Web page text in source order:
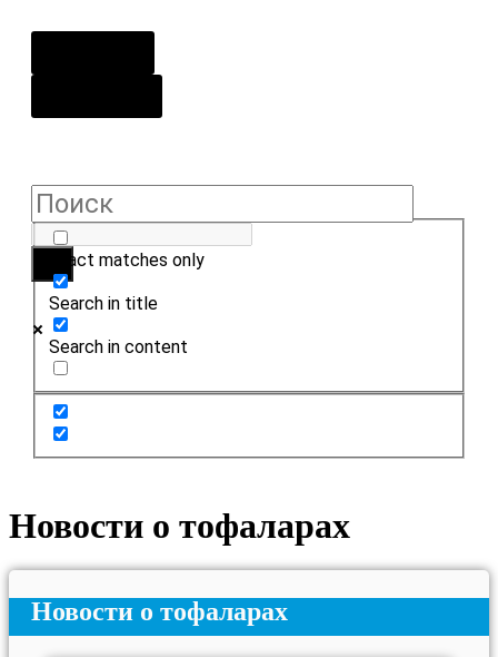
Exact matches only
Search in title
Search in content
Новости о тофаларах
Новости о тофаларах